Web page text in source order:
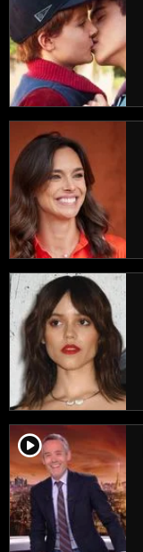
player2